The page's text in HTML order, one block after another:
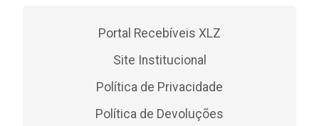
Portal Recebíveis XLZ
Site Institucional
Política de Privacidade
Política de Devoluções